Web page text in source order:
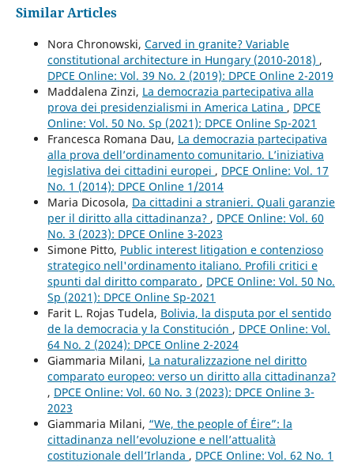
Similar Articles
Nora Chronowski, Carved in granite? Variable
constitutional architecture in Hungary (2010-2018) ,
DPCE Online: Vol. 39 No. 2 (2019): DPCE Online 2-2019
Maddalena Zinzi, La democrazia partecipativa alla
prova dei presidenzialismi in America Latina , DPCE
Online: Vol. 50 No. Sp (2021): DPCE Online Sp-2021
Francesca Romana Dau, La democrazia partecipativa
alla prova dell’ordinamento comunitario. L’iniziativa
legislativa dei cittadini europei , DPCE Online: Vol. 17
No. 1 (2014): DPCE Online 1/2014
Maria Dicosola, Da cittadini a stranieri. Quali garanzie
per il diritto alla cittadinanza? , DPCE Online: Vol. 60
No. 3 (2023): DPCE Online 3-2023
Simone Pitto, Public interest litigation e contenzioso
strategico nell'ordinamento italiano. Profili critici e
spunti dal diritto comparato , DPCE Online: Vol. 50 No.
Sp (2021): DPCE Online Sp-2021
Farit L. Rojas Tudela, Bolivia, la disputa por el sentido
de la democracia y la Constitución , DPCE Online: Vol.
64 No. 2 (2024): DPCE Online 2-2024
Giammaria Milani, La naturalizzazione nel diritto
comparato europeo: verso un diritto alla cittadinanza?
, DPCE Online: Vol. 60 No. 3 (2023): DPCE Online 3-
2023
Giammaria Milani, “We, the people of Éire”: la
cittadinanza nell’evoluzione e nell’attualità
costituzionale dell’Irlanda , DPCE Online: Vol. 62 No. 1